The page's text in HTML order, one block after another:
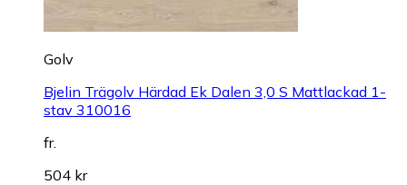
Golv
Bjelin Trägolv Härdad Ek Dalen 3,0 S Mattlackad 1-
stav 310016
fr.
504 kr